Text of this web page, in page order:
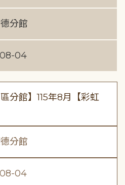
分館
04
區分館】115年8月【彩虹
分館
04